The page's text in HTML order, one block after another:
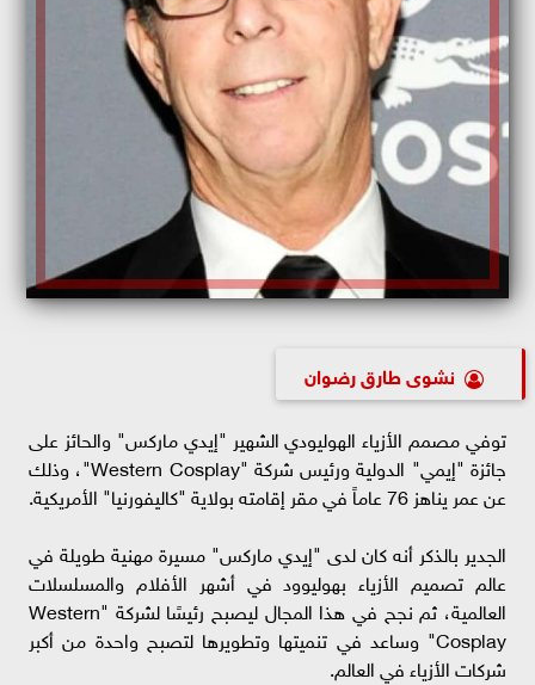
نشوى طارق رضوان
توفي مصمم الأزياء الهوليودي الشهير "إيدي ماركس" والحائز على
جائزة "إيمي" الدولية ورئيس شركة "Western Cosplay"، وذلك
عن عمر يناهز 76 عاماً في مقر إقامته بولاية "كاليفورنيا" الأمريكية.
الجدير بالذكر أنه كان لدى "إيدي ماركس" مسيرة مهنية طويلة في
عالم تصميم الأزياء بهوليوود في أشهر الأفلام والمسلسلات
العالمية، ثم نجح في هذا المجال ليصبح رئيسًا لشركة "Western
Cosplay" وساعد في تنميتها وتطويرها لتصبح واحدة من أكبر
شركات الأزياء في العالم.